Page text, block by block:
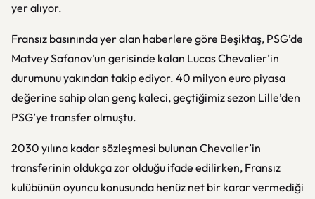
yer alıyor.
Fransız basınında yer alan haberlere göre Beşiktaş, PSG’de
Matvey Safanov’un gerisinde kalan Lucas Chevalier’in
durumunu yakından takip ediyor. 40 milyon euro piyasa
değerine sahip olan genç kaleci, geçtiğimiz sezon Lille’den
PSG’ye transfer olmuştu.
2030 yılına kadar sözleşmesi bulunan Chevalier’in
transferinin oldukça zor olduğu ifade edilirken, Fransız
kulübünün oyuncu konusunda henüz net bir karar vermediği